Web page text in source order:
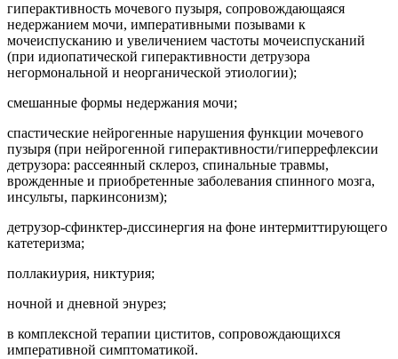
гиперактивность мочевого пузыря, сопровождающаяся
недержанием мочи, императивными позывами к
мочеиспусканию и увеличением частоты мочеиспусканий
(при идиопатической гиперактивности детрузора
негормональной и неорганической этиологии);
смешанные формы недержания мочи;
спастические нейрогенные нарушения функции мочевого
пузыря (при нейрогенной гиперактивности/гиперрефлексии
детрузора: рассеянный склероз, спинальные травмы,
врожденные и приобретенные заболевания спинного мозга,
инсульты, паркинсонизм);
детрузор-сфинктер-диссинергия на фоне интермиттирующего
катетеризма;
поллакиурия, никтурия;
ночной и дневной энурез;
в комплексной терапии циститов, сопровождающихся
императивной симптоматикой.